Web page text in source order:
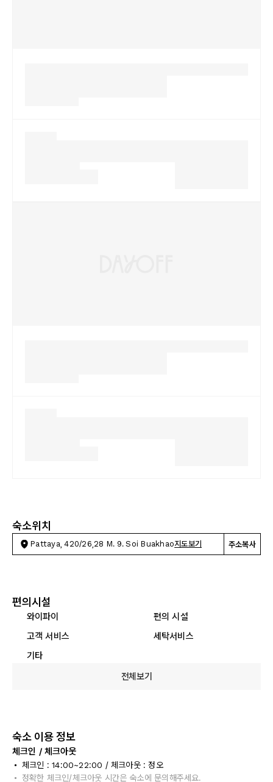
숙소위치
Pattaya, 420/26,28 M. 9. Soi Buakhao지도보기 주소복사
편의시설
와이파이
편의 시설
고객 서비스
세탁서비스
기타
전체보기
숙소 이용 정보
체크인 / 체크아웃
체크인 : 14:00~22:00 / 체크아웃 : 정오
정확한 체크인/체크아웃 시간은 숙소에 문의해주세요.